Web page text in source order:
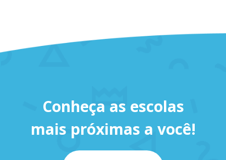
Conheça as escolas
mais próximas a você!